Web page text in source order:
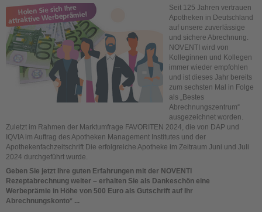
Seit 125 Jahren vertrauen
Apotheken in Deutschland
auf unsere zuverlässige
und sichere Abrechnung.
NOVENTI wird von
Kolleginnen und Kollegen
immer wieder empfohlen
und ist dieses Jahr bereits
zum sechsten Mal in Folge
als „Bestes
Abrechnungszentrum“
ausgezeichnet worden.
Zuletzt im Rahmen der Marktumfrage FAVORITEN 2024, die von DAP und
IQVIA im Auftrag des Apotheken Management Institutes und der
Apothekenfachzeitschrift Die erfolgreiche Apotheke im Zeitraum Juni und Juli
2024 durchgeführt wurde.
Geben Sie jetzt Ihre guten Erfahrungen mit der NOVENTI
Rezeptabrechnung weiter – erhalten Sie als Dankeschön eine
Werbeprämie in Höhe von 500 Euro als Gutschrift auf Ihr
Abrechnungskonto* ...